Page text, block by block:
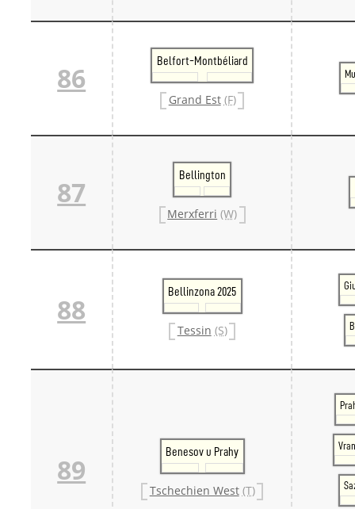
86
Belfort-Montbéliard
Grand Est (F)
87
Bellington
Merxferri (W)
88
Bellinzona 2025
Tessin (S)
89
Benesov u Prahy
Tschechien West (T)